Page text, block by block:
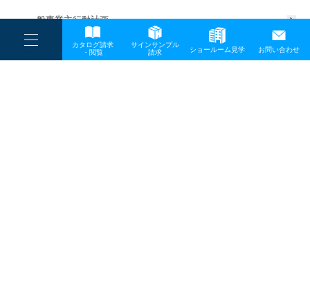
----
----
-
カタログ請求
・閲覧
サインサンプル
請求
ショールーム見学 お問い合わせ
一般事業主行動計画